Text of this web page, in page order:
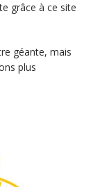
grâce à ce site
géante, mais
plus